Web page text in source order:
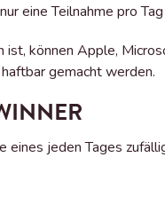
eine Teilnahme pro
ist, können Apple,
gemacht werden.
eines jeden Tages